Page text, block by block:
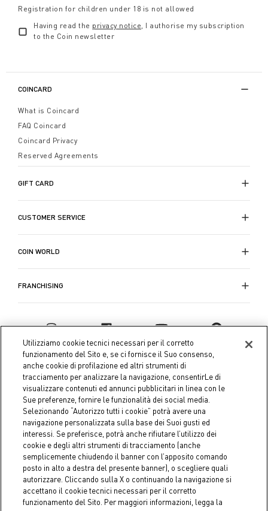
Registration for children under 18 is not allowed
Having read the privacy notice, I authorise my subscription
to the Coin newsletter
COINCARD
What is Coincard
FAQ Coincard
Coincard Privacy
Reserved Agreements
GIFT CARD
CUSTOMER SERVICE
COIN WORLD
FRANCHISING
Coin S.p.A. Tax code / VAT number 04391480276, share capital
€ 10.000.000,00 fully paid up
Company data Cookie Policy Privacy Policy
Legal
Notice
Utilizziamo cookie tecnici necessari per il corretto
funzionamento del Sito e, se ci fornisce il Suo consenso,
anche cookie di profilazione ed altri strumenti di
tracciamento per analizzare la navigazione, consentirLe di
visualizzare contenuti ed annunci pubblicitari in linea con le
Sue preferenze, fornire le funzionalità dei social media.
Selezionando “Autorizzo tutti i cookie” potrà avere una
navigazione personalizzata sulla base dei Suoi gusti ed
interessi. Se preferisce, potrà anche rifiutare l’utilizzo dei
cookie e degli altri strumenti di tracciamento (anche
semplicemente chiudendo il banner con l’apposito comando
posto in alto a destra del presente banner), o scegliere quali
autorizzare. Cliccando sulla X o continuando la navigazione si
accettano il cookie tecnici necessari per il corretto
funzionamento del Sito. Per maggiori informazioni, legga la